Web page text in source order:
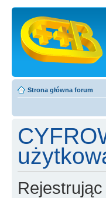
Strona główna forum